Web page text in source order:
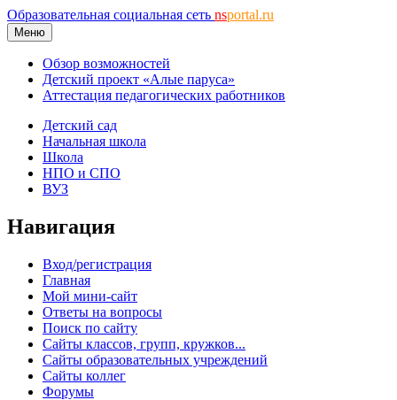
Образовательная социальная сеть nsportal.ru
Меню
Обзор возможностей
Детский проект «Алые паруса»
Аттестация педагогических работников
Детский сад
Начальная школа
Школа
НПО и СПО
ВУЗ
Навигация
Вход/регистрация
Главная
Мой мини-сайт
Ответы на вопросы
Поиск по сайту
Сайты классов, групп, кружков...
Сайты образовательных учреждений
Сайты коллег
Форумы